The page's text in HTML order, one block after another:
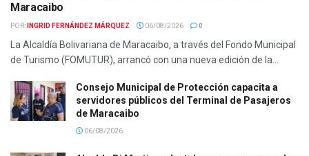
Maracaibo
POR: INGRID FERNÁNDEZ MÁRQUEZ 06/08/2026 0
La Alcaldía Bolivariana de Maracaibo, a través del Fondo Municipal
de Turismo (FOMUTUR), arrancó con una nueva edición de la...
Consejo Municipal de Protección capacita a
servidores públicos del Terminal de Pasajeros
de Maracaibo
06/08/2026